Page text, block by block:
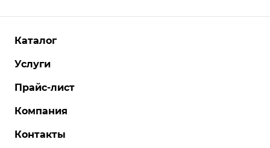
Каталог
Услуги
Прайс-лист
Компания
Контакты